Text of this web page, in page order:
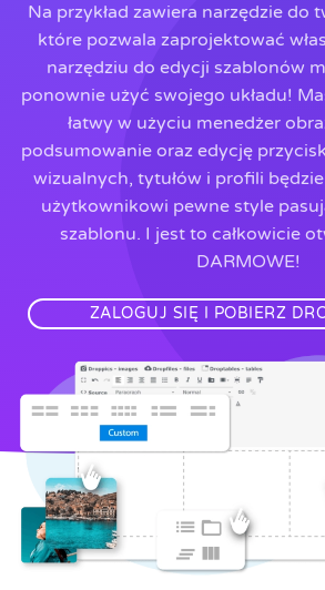
Na przykład zawiera narzędzie do
które pozwala zaprojektować
narzędziu do edycji szablonów
ponownie użyć swojego układu!
łatwy w użyciu menedżer
podsumowanie oraz edycję
wizualnych, tytułów i profili
użytkownikowi pewne style
szablonu. I jest to całkowicie
DARMOWE!
ZALOGUJ SIĘ I POBIERZ